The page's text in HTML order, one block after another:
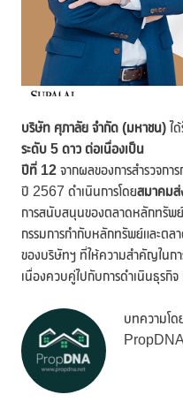
บริษัท ศุภาลัย จำกัด (มหาชน) ไ
ระดับ 5 ดาว ต่อเนื่องเป็น
ปีที่ 12 จากผลของการสำรวจก
ปี 2567 ดำเนินการโดยสมาคมส่
การสนับสนุนของตลาดหลักทรัพ
กรรมการกำกับหลักทรัพย์และตล
ของบริษัทฯ ที่ให้ความสำคัญในก
เนื่องควบคู่ไปกับการดำเนินธุรกิ
บทความโด
PropDNA